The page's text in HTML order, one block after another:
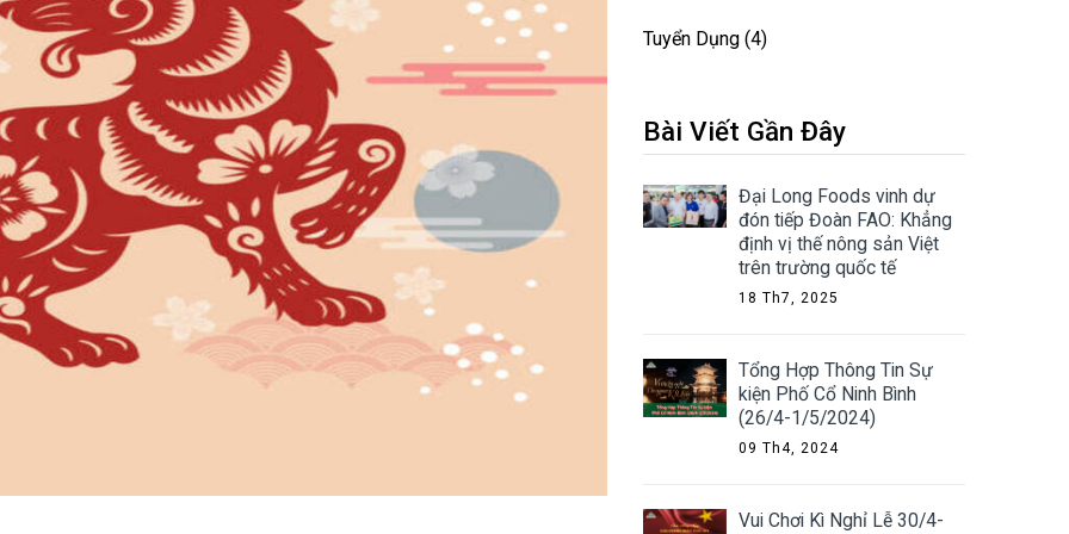
Tuyển Dụng (4)
Bài Viết Gần Đây
Đại Long Foods vinh dự
đón tiếp Đoàn FAO: Khẳng
định vị thế nông sản Việt
trên trường quốc tế
18 Th7, 2025
Tổng Hợp Thông Tin Sự
kiện Phố Cổ Ninh Bình
(26/4-1/5/2024)
09 Th4, 2024
Vui Chơi Kì Nghỉ Lễ 30/4-